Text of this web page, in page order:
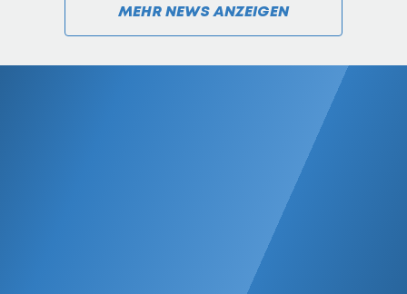
MEHR NEWS ANZEIGEN